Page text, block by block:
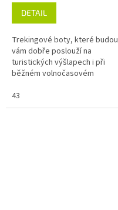
DETAIL
Trekingové boty, které budou
vám dobře poslouží na
turistických výšlapech i při
běžném volnočasovém
mají vzduchové bubliny ve
výliscích podešví....
43